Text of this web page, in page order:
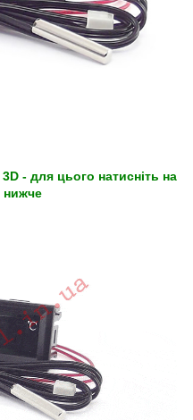
- для цього натисніть на
нижче